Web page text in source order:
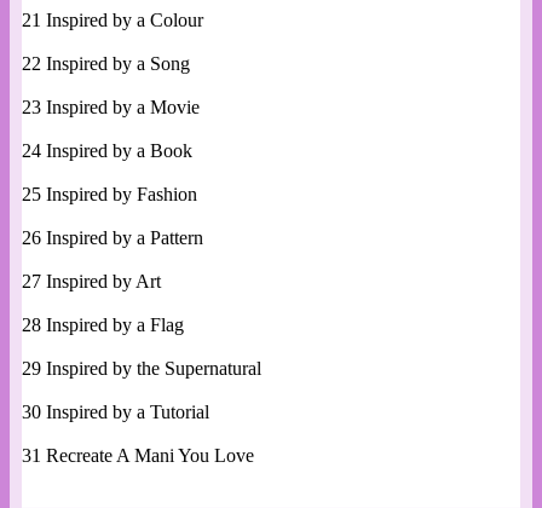
21 Inspired by a Colour
22 Inspired by a Song
23 Inspired by a Movie
24 Inspired by a Book
25 Inspired by Fashion
26 Inspired by a Pattern
27 Inspired by Art
28 Inspired by a Flag
29 Inspired by the Supernatural
30 Inspired by a Tutorial
31 Recreate A Mani You Love